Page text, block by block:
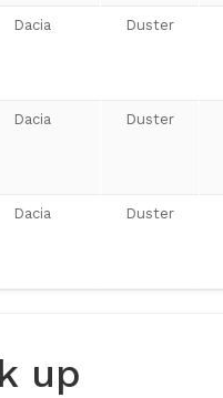
Dacia Duster
Dacia Duster
Dacia Duster
up